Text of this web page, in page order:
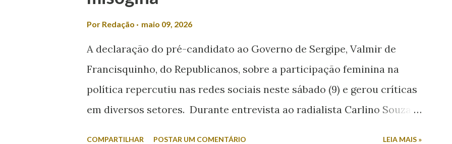
Por Redação maio 09, 2026
A declaração do pré-candidato ao Governo de Sergipe, Valmir de
Francisquinho, do Republicanos, sobre a participação feminina na
política repercutiu nas redes sociais neste sábado (9) e gerou críticas
em diversos setores. Durante entrevista ao radialista Carlino Souza,
COMPARTILHAR POSTAR UM COMENTÁRIO LEIA MAIS »